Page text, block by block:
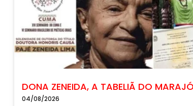
DONA ZENEIDA, A TABELIÃ DO
04/08/2026